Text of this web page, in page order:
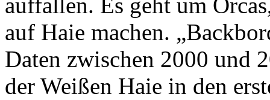
auf Haie machen.
Daten zwischen 2000 und
der Weißen Haie in den